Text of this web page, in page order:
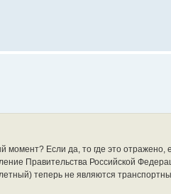
Если да, то где это отражено,
Правительства Российской
теперь не являются